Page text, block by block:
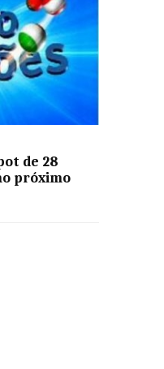
de 28
próximo